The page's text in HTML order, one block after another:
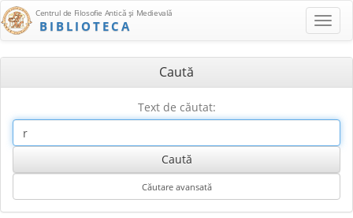
Centrul de Filosofie Antică şi Medievală
BIBLIOTECA
Caută
Text de căutat: